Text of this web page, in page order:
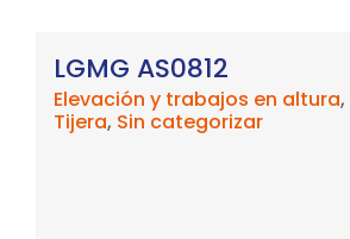
LGMG AS0812
Elevación y trabajos en altura,
Tijera, Sin categorizar